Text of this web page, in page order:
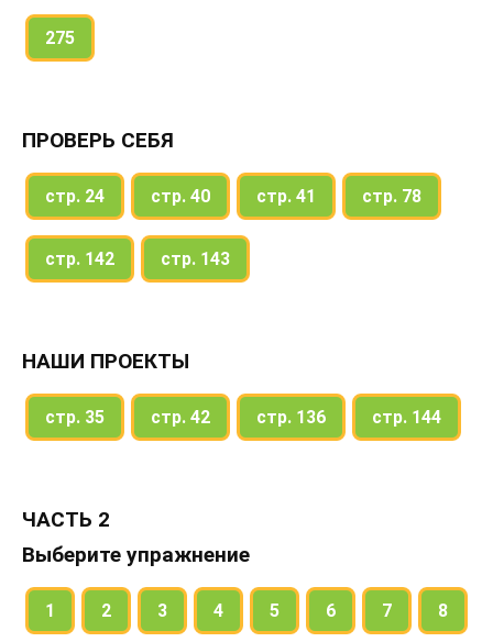
275
ПРОВЕРЬ СЕБЯ
стр. 24 стр. 40 стр. 41 стр. 78
стр. 142 стр. 143
НАШИ ПРОЕКТЫ
стр. 35 стр. 42 стр. 136 стр. 144
ЧАСТЬ 2
Выберите упражнение
1 2 3 4 5 6 7 8